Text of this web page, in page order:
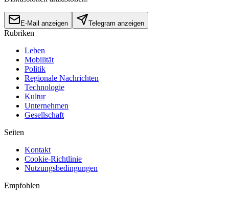
E-Mail anzeigen Telegram anzeigen
Rubriken
Leben
Mobilität
Politik
Regionale Nachrichten
Technologie
Kultur
Unternehmen
Gesellschaft
Seiten
Kontakt
Cookie-Richtlinie
Nutzungsbedingungen
Empfohlen